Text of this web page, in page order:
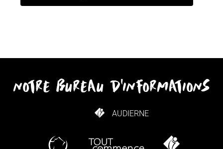
notre bureau d'informations
AUDIERNE